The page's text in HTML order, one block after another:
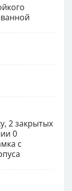
2 закрытых
0
с